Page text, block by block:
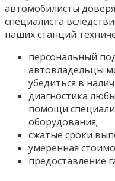
автомобилисты
специалиста
наших станций
персональный
автовладельцы
убедиться в
диагностика
помощи
оборудования;
сжатые сроки
умеренная
предоставление